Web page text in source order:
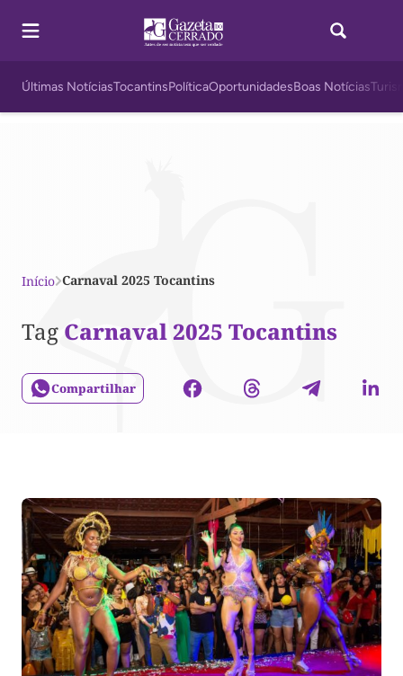
Últimas NotíciasTocantinsPolíticaOportunidadesBoas Notícias
Início Carnaval 2025 Tocantins
Tag Carnaval 2025 Tocantins
Compartilhar